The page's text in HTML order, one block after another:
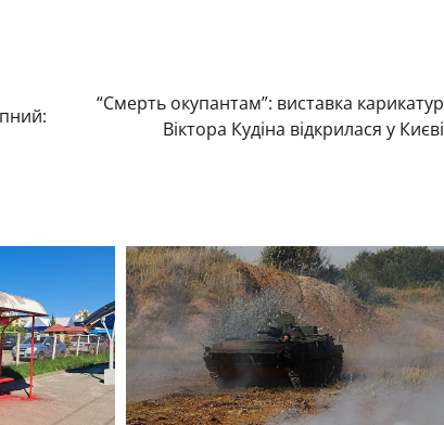
“Смерть окупантам”: виставка карикатур
Віктора Кудіна відкрилася у Києві